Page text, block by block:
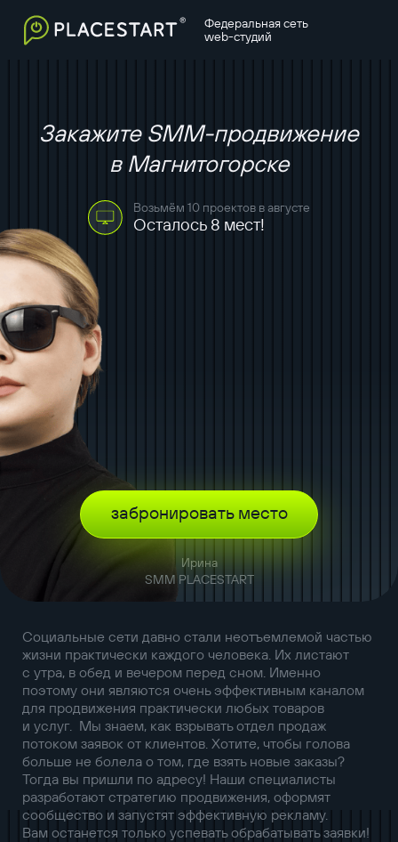
Федеральная сеть
web-студий
Закажите SMM-продвижение
в Магнитогорске
Возьмём 10 проектов в августе
Осталось 8 мест!
Ирина
SMM PLACESTART
забронировать место
Социальные сети давно стали неотъемлемой частью
жизни практически каждого человека. Их листают
с утра, в обед и вечером перед сном. Именно
поэтому они являются очень эффективным каналом
для продвижения практически любых товаров
и услуг. Мы знаем, как взрывать отдел продаж
потоком заявок от клиентов. Хотите, чтобы голова
больше не болела о том, где взять новые заказы?
Тогда вы пришли по адресу! Наши специалисты
разработают стратегию продвижения, оформят
сообщество и запустят эффективную рекламу.
Вам останется только успевать обрабатывать заявки!